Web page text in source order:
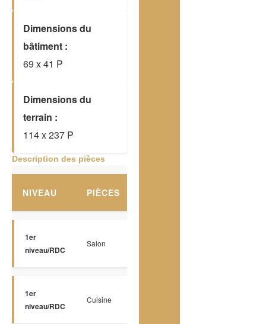
Dimensions du
bâtiment :
69 x 41 P
Dimensions du
terrain :
114 x 237 P
Description des pièces
NIVEAU PIÈCES
1er
niveau/RDC
Salon
1er
niveau/RDC
Cuisine